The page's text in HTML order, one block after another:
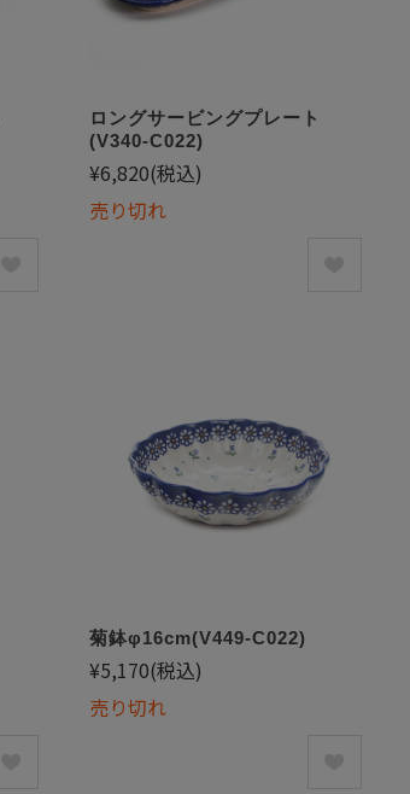
ロングサービングプレート
(V340-C022)
¥6,820(税込)
売り切れ
菊鉢φ16cm(V449-C022)
¥5,170(税込)
売り切れ